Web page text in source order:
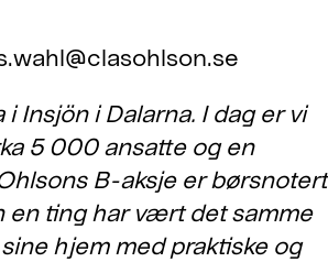
Insjön i Dalarna. I dag er vi
5 000 ansatte og en
B-aksje er børsnotert
en ting har vært det samme
hjem med praktiske og